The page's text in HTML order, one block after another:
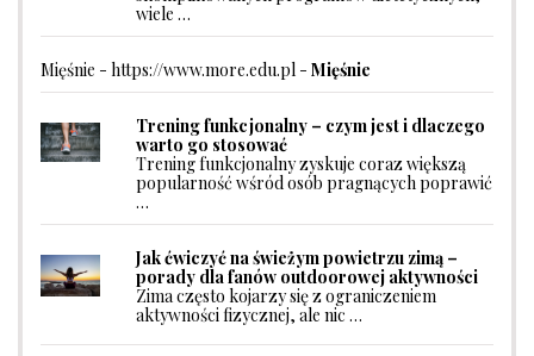
wiele …
Mięśnie - https://www.more.edu.pl - Mięśnie
Trening funkcjonalny – czym jest i dlaczego
warto go stosować
Trening funkcjonalny zyskuje coraz większą
popularność wśród osób pragnących poprawić
…
Jak ćwiczyć na świeżym powietrzu zimą –
porady dla fanów outdoorowej aktywności
Zima często kojarzy się z ograniczeniem
aktywności fizycznej, ale nic …